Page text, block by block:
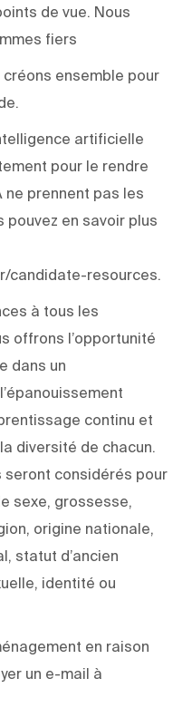
de vue. Nous
fiers
ensemble pour
artificielle
pour le rendre
ne prennent pas les
pouvez en savoir plus
candidate-resources.
à tous les
offrons l’opportunité
dans un
continu et
diversité de chacun.
seront considérés pour
sexe, grossesse,
origine nationale,
statut d’ancien
identité ou
en raison
un e-mail à